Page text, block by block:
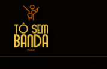
Sobre Nós